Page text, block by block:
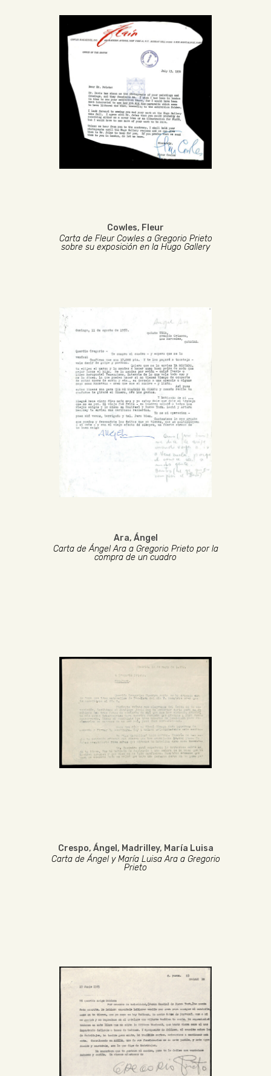
Cowles, Fleur
Carta de Fleur Cowles a Gregorio Prieto
sobre su exposición en la Hugo Gallery
Ara, Ángel
Carta de Ángel Ara a Gregorio Prieto por la
compra de un cuadro
Crespo, Ángel , Madrilley, María Luisa
Carta de Ángel y María Luisa Ara a Gregorio
Prieto